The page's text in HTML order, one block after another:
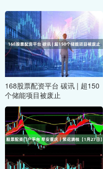
168股票配资平台 碳讯 | 超150
个储能项目被废止